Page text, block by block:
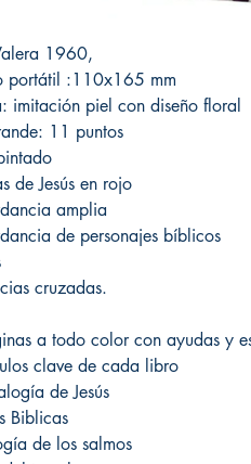
1960,
portátil :110x165 mm
imitación piel con diseño floral
11 puntos
de Jesús en rojo
amplia
de personajes bíblicos
cruzadas.
a todo color con ayudas y
clave de cada libro
de Jesús
Biblicas
de los salmos